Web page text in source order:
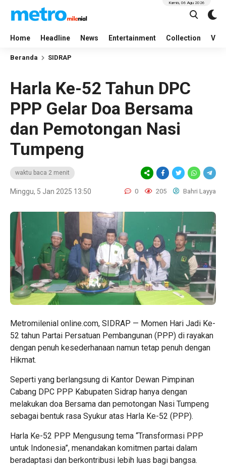
Home Headline News Entertainment Collection
Kamis, 06 Agu 2026
Beranda SIDRAP
Harla Ke-52 Tahun DPC
PPP Gelar Doa Bersama
dan Pemotongan Nasi
Tumpeng
waktu baca 2 menit
Minggu, 5 Jan 2025 13:50 0 205 Bahri Layya
Metromilenial online.com, SIDRAP — Momen Hari Jadi Ke-
52 tahun Partai Persatuan Pembangunan (PPP) di rayakan
dengan penuh kesederhanaan namun tetap penuh dengan
Hikmat.
Seperti yang berlangsung di Kantor Dewan Pimpinan
Cabang DPC PPP Kabupaten Sidrap hanya dengan
melakukan doa Bersama dan pemotongan Nasi Tumpeng
sebagai bentuk rasa Syukur atas Harla Ke-52 (PPP).
Harla Ke-52 PPP Mengusung tema “Transformasi PPP
untuk Indonesia”, menandakan komitmen partai dalam
beradaptasi dan berkontribusi lebih luas bagi bangsa.